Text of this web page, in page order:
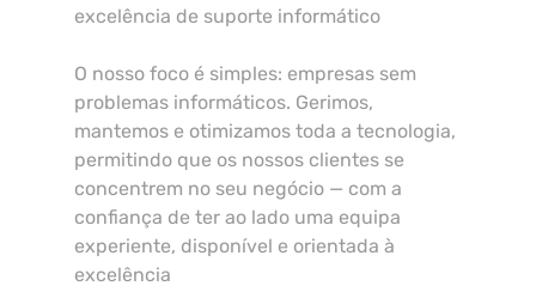
excelência de suporte informático
O nosso foco é simples: empresas sem
problemas informáticos. Gerimos,
mantemos e otimizamos toda a tecnologia,
permitindo que os nossos clientes se
concentrem no seu negócio — com a
confiança de ter ao lado uma equipa
experiente, disponível e orientada à
excelência